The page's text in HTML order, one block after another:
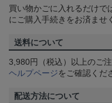
買い物かごに入れるだけで
にご購入手続きをお済ませ
送料について
3,980円（税込）以上のご
ヘルプページをご確認くだ
配送方法について